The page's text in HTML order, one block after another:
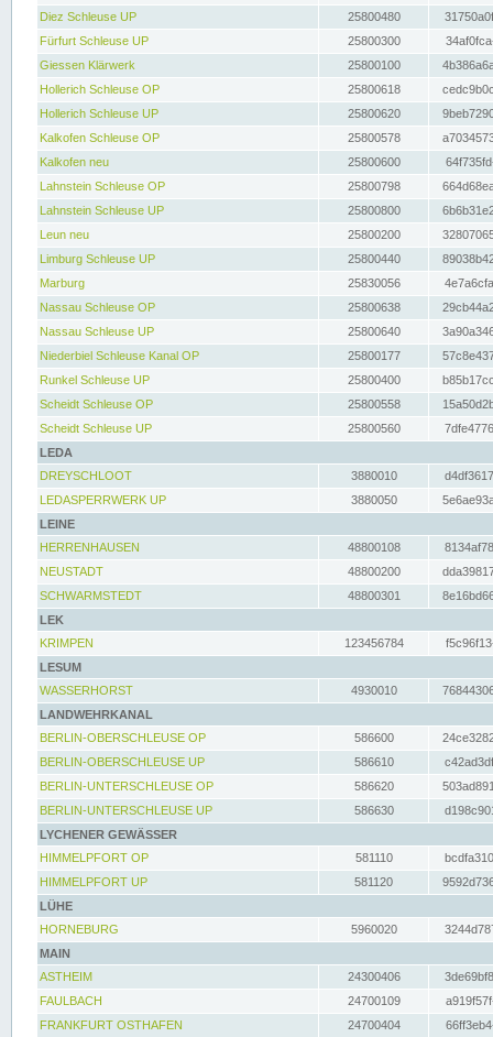
Diez Schleuse UP
25800480
Fürfurt Schleuse UP
25800300
Giessen Klärwerk
25800100
Hollerich Schleuse OP
25800618
Hollerich Schleuse UP
25800620
Kalkofen Schleuse OP
25800578
Kalkofen neu
25800600
Lahnstein Schleuse OP
25800798
Lahnstein Schleuse UP
25800800
Leun neu
25800200
Limburg Schleuse UP
25800440
Marburg
25830056
Nassau Schleuse OP
25800638
Nassau Schleuse UP
25800640
Niederbiel Schleuse Kanal OP
25800177
Runkel Schleuse UP
25800400
Scheidt Schleuse OP
25800558
Scheidt Schleuse UP
25800560
LEDA
DREYSCHLOOT
3880010
LEDASPERRWERK UP
3880050
LEINE
HERRENHAUSEN
48800108
NEUSTADT
48800200
SCHWARMSTEDT
48800301
LEK
KRIMPEN
123456784
LESUM
WASSERHORST
4930010
LANDWEHRKANAL
BERLIN-OBERSCHLEUSE OP
586600
BERLIN-OBERSCHLEUSE UP
586610
BERLIN-UNTERSCHLEUSE OP
586620
BERLIN-UNTERSCHLEUSE UP
586630
LYCHENER GEWÄSSER
HIMMELPFORT OP
581110
HIMMELPFORT UP
581120
LÜHE
HORNEBURG
5960020
MAIN
ASTHEIM
24300406
FAULBACH
24700109
FRANKFURT OSTHAFEN
24700404